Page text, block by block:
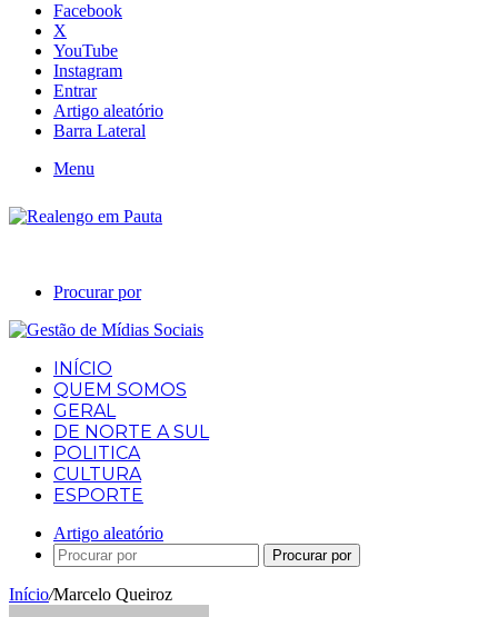
Facebook
X
YouTube
Instagram
Entrar
Artigo aleatório
Barra Lateral
Menu
Procurar por
INÍCIO
QUEM SOMOS
GERAL
DE NORTE A SUL
POLITICA
CULTURA
ESPORTE
Artigo aleatório
Procurar por
Início/Marcelo Queiroz